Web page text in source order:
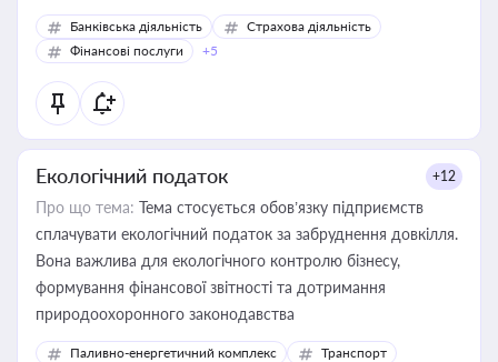
Банківська діяльність
Страхова діяльність
Фінансові послуги
+5
Екологічний податок +12
Про що тема: Тема стосується обов’язку підприємств
сплачувати екологічний податок за забруднення довкілля.
Вона важлива для екологічного контролю бізнесу,
формування фінансової звітності та дотримання
природоохоронного законодавства
Паливно-енергетичний комплекс
Транспорт